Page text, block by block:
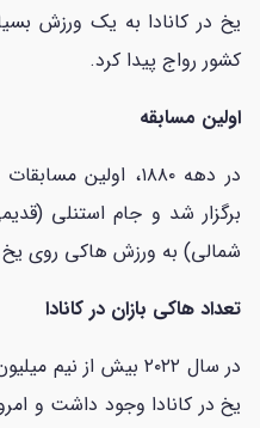
یخ در کانادا به یک ورزش
کشور رواج پیدا کرد.
اولین مسابقه
در دهه ۱۸۸۰، اولین
برگزار شد و جام استنلی
شمالی) به ورزش هاکی روی یخ
تعداد هاکی بازان در کانادا
در سال ۲۰۲۲ بیش از
یخ در کانادا وجود داشت و